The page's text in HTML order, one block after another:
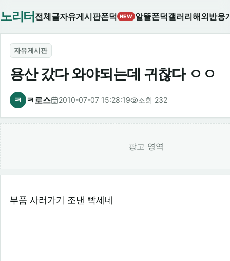
노리터 전체글자유게시판폰덕 NEW 알뜰폰덕갤러리해외반응
자유게시판
용산 갔다 와야되는데 귀찮다 ㅇㅇ
ㅋ ㅋ로스 2010-07-07 15:28:19 조회 232
광고 영역
부품 사러가기 조낸 빡세네